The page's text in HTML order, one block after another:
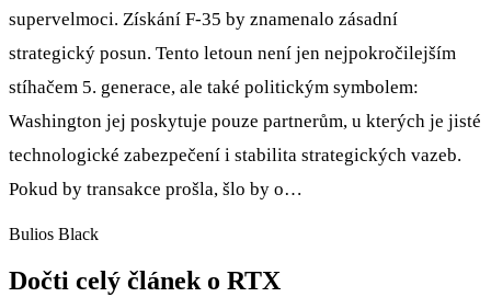
supervelmoci. Získání F-35 by znamenalo zásadní
strategický posun. Tento letoun není jen nejpokročilejším
stíhačem 5. generace, ale také politickým symbolem:
Washington jej poskytuje pouze partnerům, u kterých je jisté
technologické zabezpečení i stabilita strategických vazeb.
Pokud by transakce prošla, šlo by o…
Bulios Black
Dočti celý článek o RTX